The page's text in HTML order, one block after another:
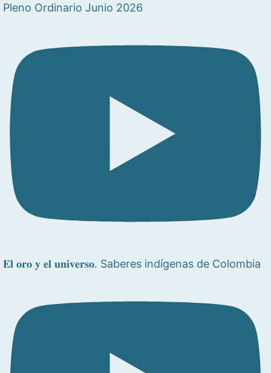
Pleno Ordinario Junio 2026
𝐄𝐥 𝐨𝐫𝐨 𝐲 𝐞𝐥 𝐮𝐧𝐢𝐯𝐞𝐫𝐬𝐨. Saberes indígenas de Colombia